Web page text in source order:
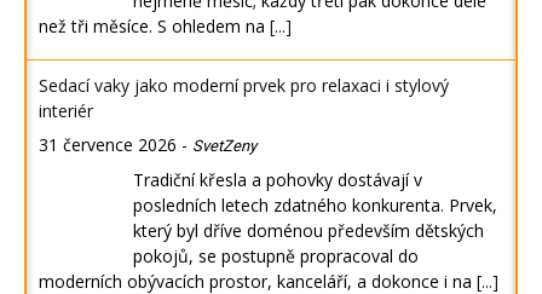
než tři měsíce. S ohledem na [...]
Sedací vaky jako moderní prvek pro relaxaci i stylový
interiér
31 července 2026 - SvetZeny
Tradiční křesla a pohovky dostávají v
posledních letech zdatného konkurenta. Prvek,
který byl dříve doménou především dětských
pokojů, se postupně propracoval do
moderních obývacích prostor, kanceláří, a dokonce i na [...]